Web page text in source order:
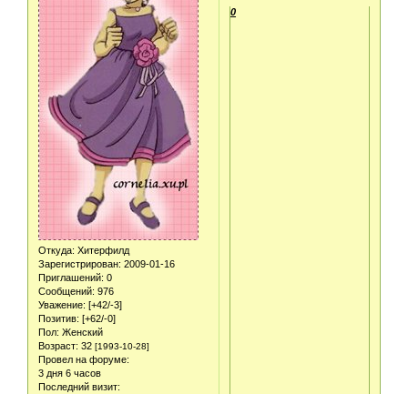
Откуда: Хитерфилд
Зарегистрирован: 2009-01-16
Приглашений: 0
Сообщений: 976
Уважение: [+42/-3]
Позитив: [+62/-0]
Пол: Женский
Возраст: 32 [1993-10-28]
Провел на форуме:
3 дня 6 часов
Последний визит:
0